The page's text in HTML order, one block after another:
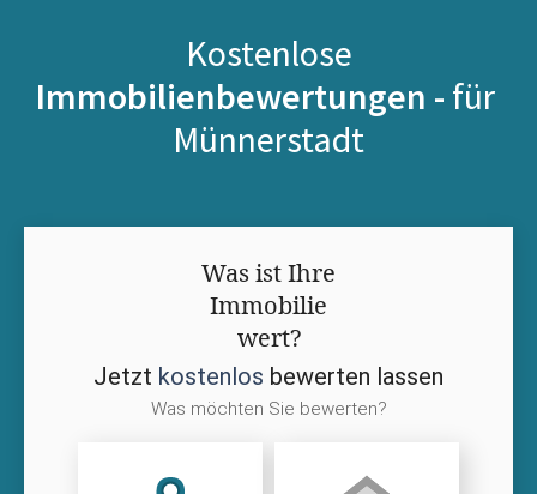
Kostenlose
Immobilienbewertungen - für
Münnerstadt
Was ist Ihre
Immobilie
wert?
Jetzt kostenlos bewerten lassen
Was möchten Sie bewerten?